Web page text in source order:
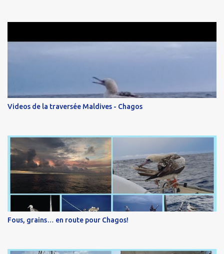
Videos de la traversée Maldives - Chagos
Fous, grains… en route pour Chagos!